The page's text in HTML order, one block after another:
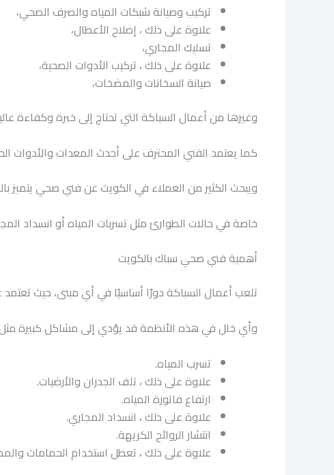
تركيب وصيانة شبكات المياه والصرف الصحي،
علاوة على ذلك ، إصلاح الأعطال،
تسليك المجاري،
علاوة على ذلك ، تركيب الأدوات الصحية،
صيانة السخانات والمضخات،
وغيرها من أعمال السباكة التي تحتاج إلى خبرة وكفاءة
كما يعتمد الفني المحترف على أحدث المعدات والأدوات
ويبحث الكثير من العملاء في الكويت عن فني صحي يتميز
خاصة في حالات الطوارئ مثل تسربات المياه أو انسداد
أهمية فني صحي سباك بالكويت
تلعب أعمال السباكة دورًا أساسيًا في أي مبنى، حيث
وأي خلل في هذه الأنظمة قد يؤدي إلى مشاكل كبيرة
تسرب المياه.
علاوة على ذلك ، تلف الجدران والأرضيات.
ارتفاع فاتورة المياه.
علاوة على ذلك ، انسداد المجاري.
انتشار الروائح الكريهة.
علاوة على ذلك ، تعطل استخدام الحمامات